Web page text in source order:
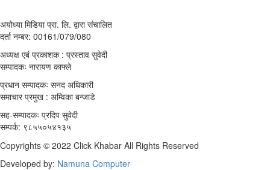
अयोध्या मिडिया प्रा. लि. द्वारा संचालित
दर्ता नम्बर: 00161/079/080
अध्यक्ष एबं प्रकाशक : प्रस्ताव सुवेदी
सम्पादकः नारायण काफ्ले
प्रधान सम्पादकः सनद अधिकारी
समाचार प्रमुख : अम्विका बन्जाडे
सह-सम्पादकः प्रदिप सुवेदी
सम्पर्क: ९८५५०५४१३५
Copyrights © 2022 Click Khabar All Rights Reserved
Developed by: Namuna Computer